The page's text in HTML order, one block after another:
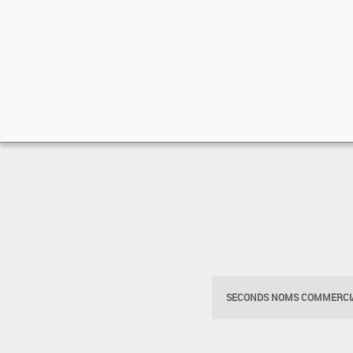
SECONDS NOMS